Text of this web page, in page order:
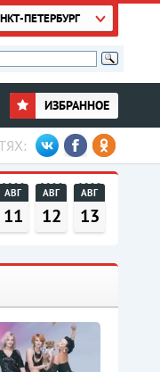
ПЕТЕРБУРГ
ИЗБРАННОЕ
АВГ
11
АВГ
12
АВГ
13